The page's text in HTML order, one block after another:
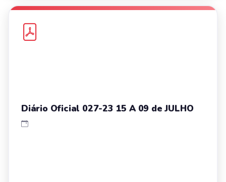
Diário Oficial 027-23 15 A 09 de JULHO